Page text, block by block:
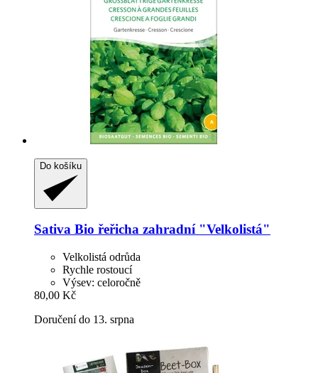
Do košíku
Sativa Bio řeřicha zahradní "Velkolistá"
Velkolistá odrůda
Rychle rostoucí
Výsev: celoročně
80,00 Kč
Doručení do 13. srpna